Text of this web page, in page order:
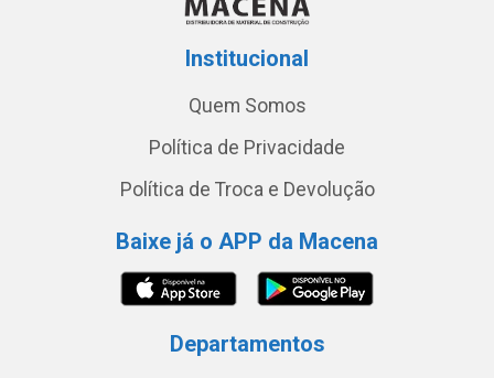
Institucional
Quem Somos
Política de Privacidade
Política de Troca e Devolução
Baixe já o APP da Macena
Departamentos